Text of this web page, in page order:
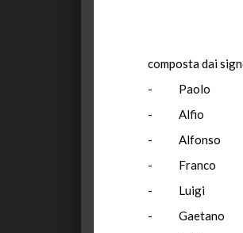
composta dai
- Paolo
- Alfio
-
-
-
-